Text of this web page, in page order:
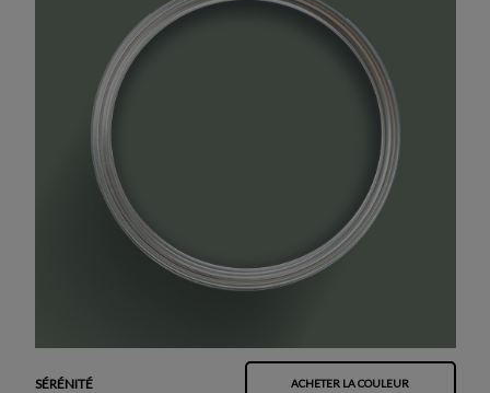
SÉRÉNITÉ ACHETER LA COULEUR